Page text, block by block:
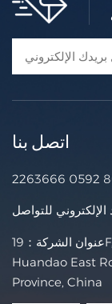
اتصل بنا
عنوان الشركة：19F, C&D International Building, No.1699
Huandao East
Province, China